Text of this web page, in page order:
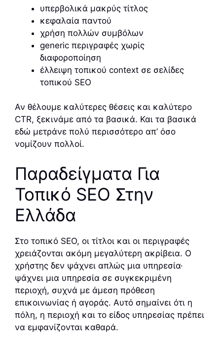
υπερβολικά μακρύς τίτλος
κεφαλαία παντού
χρήση πολλών συμβόλων
generic περιγραφές χωρίς
διαφοροποίηση
έλλειψη τοπικού context σε σελίδες
τοπικού SEO
Αν θέλουμε καλύτερες θέσεις και καλύτερο
CTR, ξεκινάμε από τα βασικά. Και τα βασικά
εδώ μετράνε πολύ περισσότερο απ’ όσο
νομίζουν πολλοί.
Παραδείγματα Για
Τοπικό SEO Στην
Ελλάδα
Στο τοπικό SEO, οι τίτλοι και οι περιγραφές
χρειάζονται ακόμη μεγαλύτερη ακρίβεια. Ο
χρήστης δεν ψάχνει απλώς μια υπηρεσία·
ψάχνει μια υπηρεσία σε συγκεκριμένη
περιοχή, συχνά με άμεση πρόθεση
επικοινωνίας ή αγοράς. Αυτό σημαίνει ότι η
πόλη, η περιοχή και το είδος υπηρεσίας πρέπει
να εμφανίζονται καθαρά.